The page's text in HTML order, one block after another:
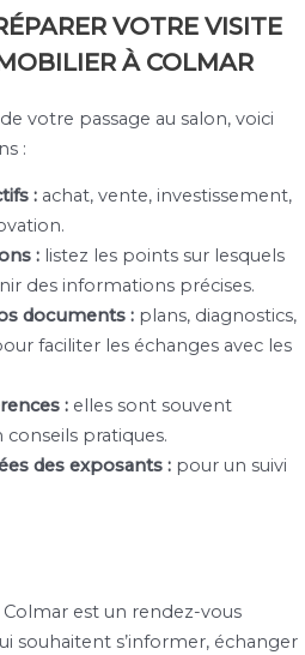
VOTRE VISITE
À COLMAR
votre passage au salon, voici
:
:achat, vente, investissement,
:listez les points sur lesquels
des informations précises.
documents :plans, diagnostics,
faciliter les échanges avec les
:elles sont souvent
pratiques.
des exposants :pour un suivi
est un rendez-vous
souhaitent s’informer, échanger